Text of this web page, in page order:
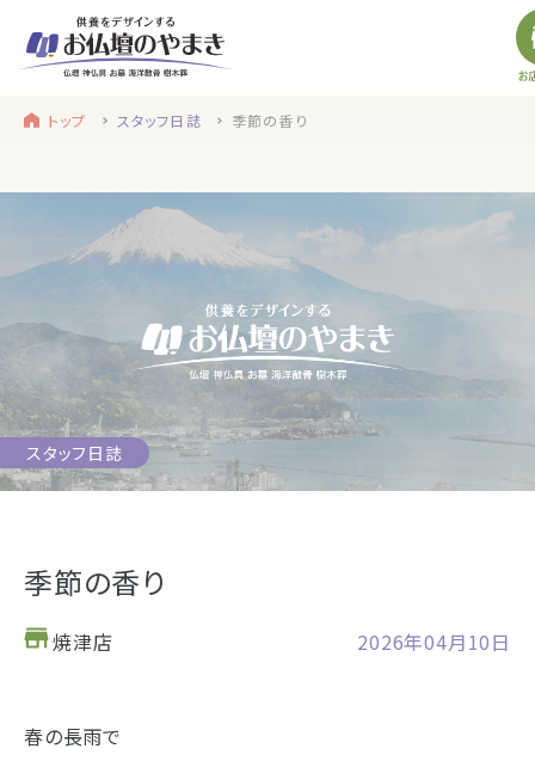
お近くのお店を探す
浜松店
浜松店の店舗情報
サイトメニュー
トップ
やまきについて
service
静岡のお盆
盆提灯・初盆で使う品・その他お盆用品
main service
お仏壇
お墓
トップ スタッフ日誌 季節の香り
スタッフ日誌
季節の香り
焼津店 2026年04月10日
春の長雨で